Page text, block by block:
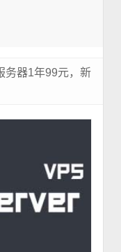
务器1年99元，新